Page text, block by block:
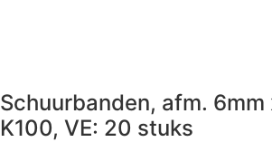
Schuurbanden, afm. 6mm
K100, VE: 20 stuks